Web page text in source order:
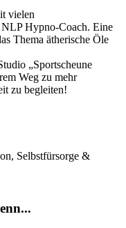
vielen
Hypno-Coach. Eine
Thema ätherische Öle
„Sportscheune
Weg zu mehr
zu begleiten!
Selbstfürsorge &